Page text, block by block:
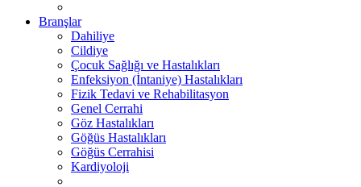
Branşlar
Dahiliye
Cildiye
Çocuk Sağlığı ve Hastalıkları
Enfeksiyon (İntaniye) Hastalıkları
Fizik Tedavi ve Rehabilitasyon
Genel Cerrahi
Göz Hastalıkları
Göğüs Hastalıkları
Göğüs Cerrahisi
Kardiyoloji